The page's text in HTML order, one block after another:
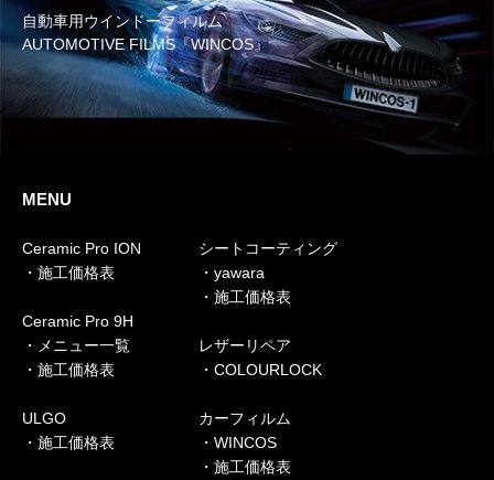
自動車用ウインドーフィルム
AUTOMOTIVE FILMS『WINCOS』
MENU
Ceramic Pro ION
・施工価格表
Ceramic Pro 9H
・メニュー一覧
・施工価格表
ULGO
・施工価格表
シートコーティング
・yawara
・施工価格表
レザーリペア
・COLOURLOCK
カーフィルム
・WINCOS
・施工価格表